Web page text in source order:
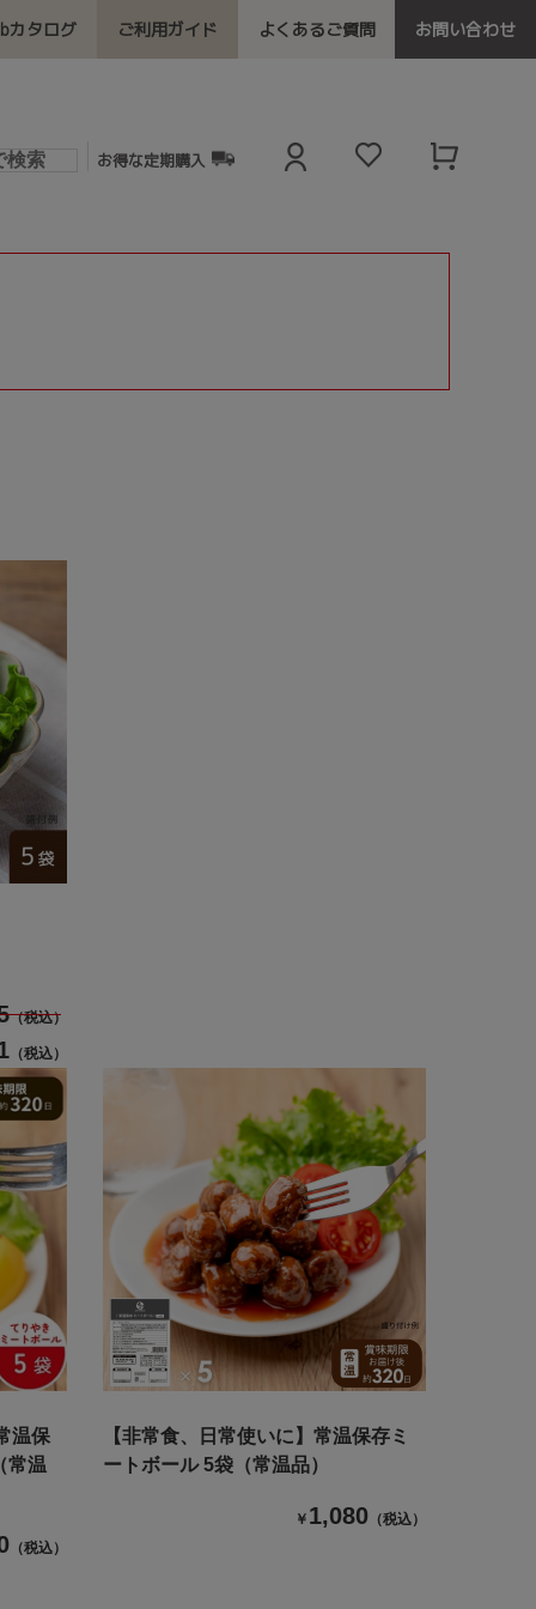
カタログ ご利用ガイド よくあるご質問 お問い合わせ
お得な定期購入
（税込）
（税込）
温保
常温
（税込）
【非常食、日常使いに】常温保存ミ
ートボール 5袋（常温品）
￥ 1,080 （税込）